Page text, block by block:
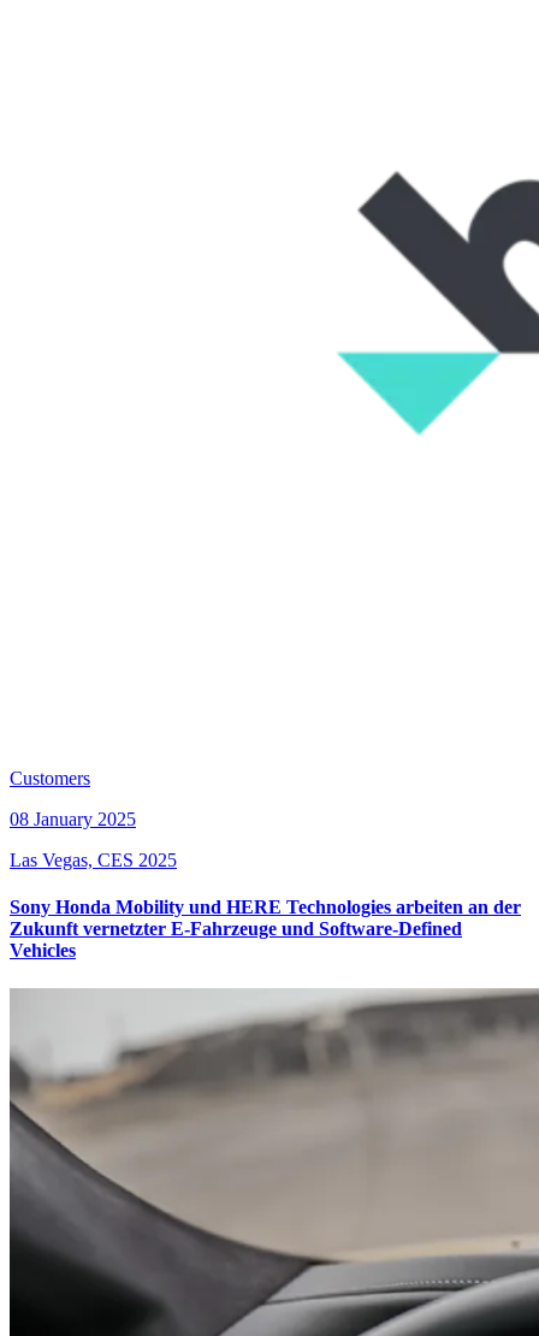
Customers
08 January 2025
Las Vegas, CES 2025
Sony Honda Mobility und HERE Technologies arbeiten an der
Zukunft vernetzter E-Fahrzeuge und Software-Defined
Vehicles